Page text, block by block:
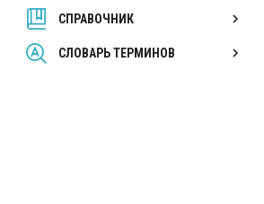
СПРАВОЧНИК
СЛОВАРЬ ТЕРМИНОВ